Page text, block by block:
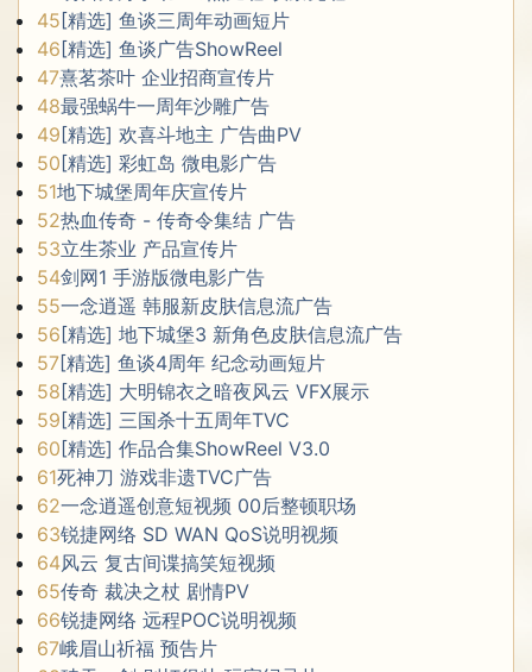
45 [精选] 鱼谈三周年动画短片
46 [精选] 鱼谈广告ShowReel
47熹茗茶叶 企业招商宣传片
48最强蜗牛一周年沙雕广告
49 [精选] 欢喜斗地主 广告曲PV
50 [精选] 彩虹岛 微电影广告
51地下城堡周年庆宣传片
52热血传奇 - 传奇令集结 广告
53立生茶业 产品宣传片
54剑网1 手游版微电影广告
55一念逍遥 韩服新皮肤信息流广告
56 [精选] 地下城堡3 新角色皮肤信息流广告
57[精选] 鱼谈4周年 纪念动画短片
58 [精选] 大明锦衣之暗夜风云 VFX展示
59 [精选] 三国杀十五周年TVC
60 [精选] 作品合集ShowReel V3.0
61死神刀 游戏非遗TVC广告
62一念逍遥创意短视频 00后整顿职场
63锐捷网络 SD WAN QoS说明视频
64风云 复古间谍搞笑短视频
65传奇 裁决之杖 剧情PV
66锐捷网络 远程POC说明视频
67峨眉山祈福 预告片